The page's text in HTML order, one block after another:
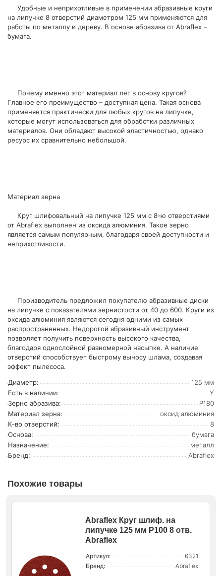
Удобные и неприхотливые в применении абразивные круги
на липучке 8 отверстий диаметром 125 мм применяются для
работы по металлу и дереву. В основе абразива от Abraflex –
бумага.
Почему именно этот материал лег в основу кругов?
Главное его преимущество – доступная цена. Такая основа
применяется практически для любых кругов на липучке,
которые могут использоваться для обработки различных
материалов. Они обладают высокой эластичностью, однако
ресурс их сравнительно небольшой.
Материал зерна
Круг шлифовальный на липучке 125 мм с 8-ю отверстиями
от Abraflex выполнен из оксида алюминия. Такое зерно
является самым популярным, благодаря своей доступности и
неприхотливости.
Производитель предложил покупателю абразивные диски
на липучке с показателями зернистости от 40 до 600. Круги из
оксида алюминия являются сегодня одними из самых
распространенных. Недорогой абразивный инструмент
позволяет получить поверхность высокого качества,
благодаря однослойной равномерной насыпке. А наличие
отверстий способствует быстрому выносу шлама, создавая
эффект пылесоса.
Диаметр:
125 мм
Есть в наличии:
Y
Зерно абразива:
P180
Материал зерна:
оксид алюминия
К-во отверстий:
8
Основа:
бумага
Назначение:
металл
Бренд:
Abraflex
Похожие товары
Abraflex Круг шлиф. на
липучке 125 мм P100 8 отв.
Abraflex
Артикул:
6321
Бренд:
Abraflex